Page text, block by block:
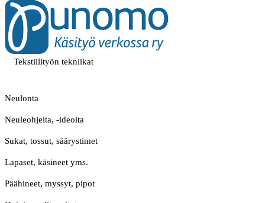
Tekstiilityön tekniikat
Neulonta
Neuleohjeita, -ideoita
Sukat, tossut, säärystimet
Lapaset, käsineet yms.
Päähineet, myssyt, pipot